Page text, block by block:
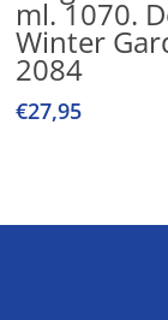
ml. 1070.
Winter
2084
€27,95